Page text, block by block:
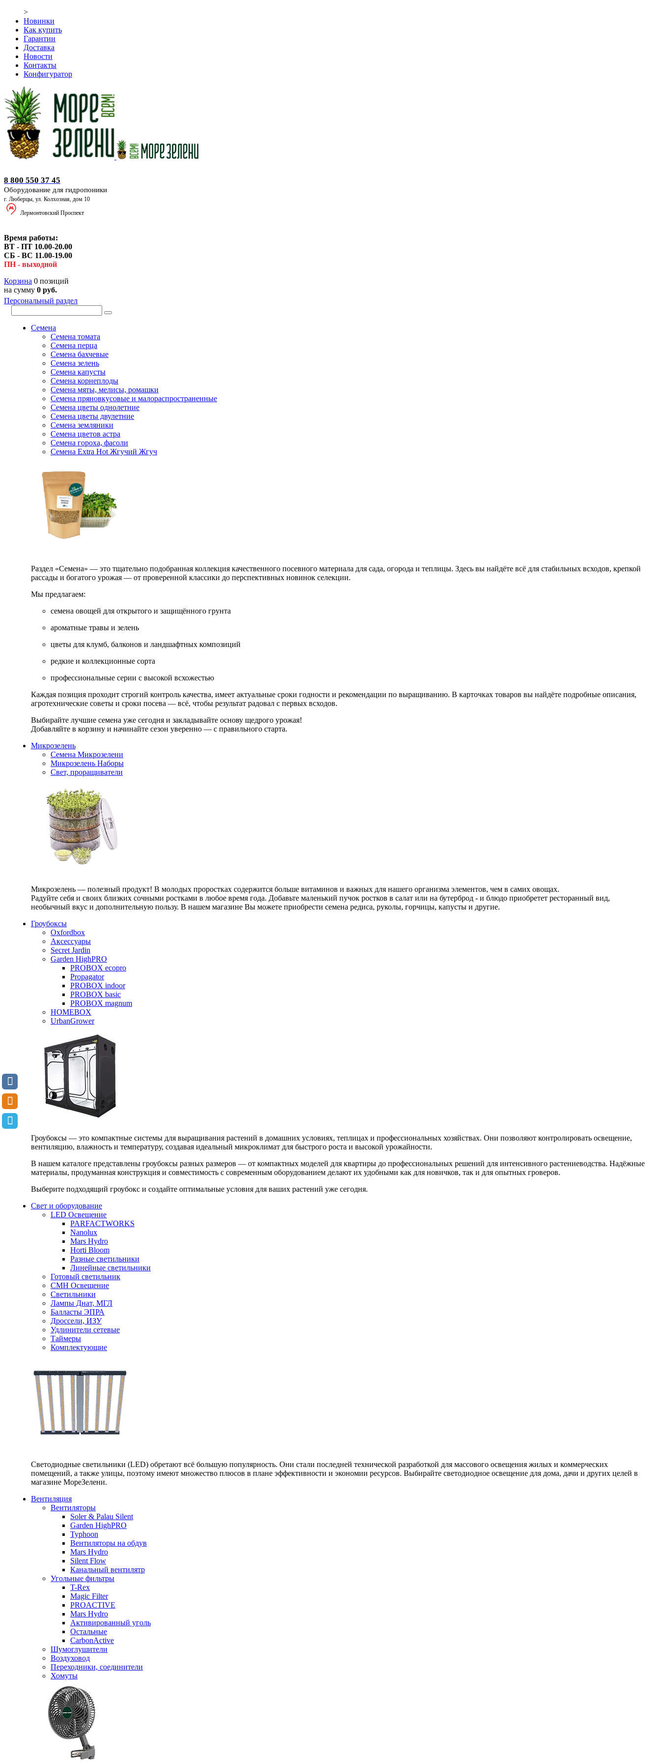
>
Новинки
Как купить
Гарантии
Доставка
Новости
Контакты
Конфигуратор
8 800 550 37 45
Оборудование для гидропоники
г. Люберцы, ул. Колхозная, дом 10
Лермонтовский Проспект
Время работы:
ВТ - ПТ 10.00-20.00
СБ - ВС 11.00-19.00
ПН - выходной
Корзина 0 позиций
на сумму 0 руб.
Персональный раздел
Семена
Семена томата
Семена перца
Семена бахчевые
Семена зелень
Семена капусты
Семена корнеплоды
Семена мяты, мелисы, ромашки
Семена пряновкусовые и малораспространенные
Семена цветы однолетние
Семена цветы двулетние
Семена земляники
Семена цветов астра
Семена гороха, фасоли
Семена Extra Hot Жгучий Жгуч
Раздел «Семена» — это тщательно подобранная коллекция качественного посевного материала для сада, огорода и теплицы. Здесь вы найдёте всё для стабильных всходов, крепкой
рассады и богатого урожая — от проверенной классики до перспективных новинок селекции.
Мы предлагаем:
семена овощей для открытого и защищённого грунта
ароматные травы и зелень
цветы для клумб, балконов и ландшафтных композиций
редкие и коллекционные сорта
профессиональные серии с высокой всхожестью
Каждая позиция проходит строгий контроль качества, имеет актуальные сроки годности и рекомендации по выращиванию. В карточках товаров вы найдёте подробные описания,
агротехнические советы и сроки посева — всё, чтобы результат радовал с первых всходов.
Выбирайте лучшие семена уже сегодня и закладывайте основу щедрого урожая!
Добавляйте в корзину и начинайте сезон уверенно — с правильного старта.
Микрозелень
Семена Микрозелени
Микрозелень Наборы
Свет, проращиватели
Микрозелень — полезный продукт! В молодых проростках содержится больше витаминов и важных для нашего организма элементов, чем в самих овощах.
Радуйте себя и своих близких сочными ростками в любое время года. Добавьте маленький пучок ростков в салат или на бутерброд - и блюдо приобретет ресторанный вид,
необычный вкус и дополнительную пользу. В нашем магазине Вы можете приобрести семена редиса, руколы, горчицы, капусты и другие.
Гроубоксы
Oxfordbox
Аксессуары
Secret Jardin
Garden HighPRO
PROBOX ecopro
Propagator
PROBOX indoor
PROBOX basic
PROBOX magnum
HOMEBOX
UrbanGrower
Гроубоксы — это компактные системы для выращивания растений в домашних условиях, теплицах и профессиональных хозяйствах. Они позволяют контролировать освещение,
вентиляцию, влажность и температуру, создавая идеальный микроклимат для быстрого роста и высокой урожайности.
В нашем каталоге представлены гроубоксы разных размеров — от компактных моделей для квартиры до профессиональных решений для интенсивного растениеводства. Надёжные
материалы, продуманная конструкция и совместимость с современным оборудованием делают их удобными как для новичков, так и для опытных гроверов.
Выберите подходящий гроубокс и создайте оптимальные условия для ваших растений уже сегодня.
Свет и оборудование
LED Освещение
PARFACTWORKS
Nanolux
Mars Hydro
Horti Bloom
Разные светильники
Линейные светильники
Готовый светильник
CMH Освещение
Светильники
Лампы Днат, МГЛ
Балласты ЭПРА
Дроссели, ИЗУ
Удлинители сетевые
Таймеры
Комплектующие
Светодиодные светильники (LED) обретают всё большую популярность. Они стали последней технической разработкой для массового освещения жилых и коммерческих
помещений, а также улицы, поэтому имеют множество плюсов в плане эффективности и экономии ресурсов. Выбирайте светодиодное освещение для дома, дачи и других целей в
магазине МореЗелени.
Вентиляция
Вентиляторы
Soler & Palau Silent
Garden HighPRO
Typhoon
Вентиляторы на обдув
Mars Hydro
Silent Flow
Канальный вентилятр
Угольные фильтры
T-Rex
Magic Filter
PROACTIVE
Mars Hydro
Активированный уголь
Остальные
CarbonActive
Шумоглушители
Воздуховод
Переходники, соединители
Хомуты